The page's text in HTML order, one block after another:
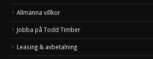
Allmänna villkor
Jobba på Todd Timber
Leasing & avbetalning